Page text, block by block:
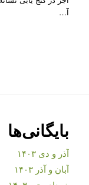
آ…
بایگانی‌ها
آذر و دی ۱۴۰۳
آبان و آذر ۱۴۰۳